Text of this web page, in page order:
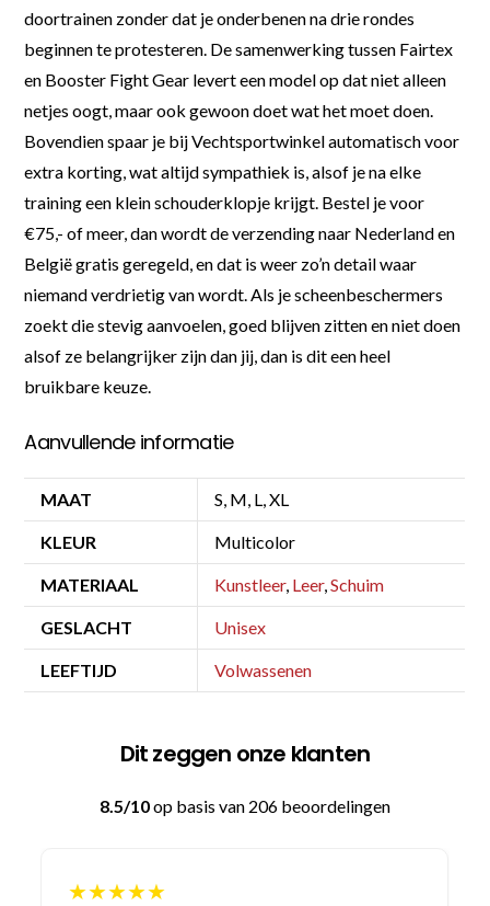
doortrainen zonder dat je onderbenen na drie rondes
beginnen te protesteren. De samenwerking tussen Fairtex
en Booster Fight Gear levert een model op dat niet alleen
netjes oogt, maar ook gewoon doet wat het moet doen.
Bovendien spaar je bij Vechtsportwinkel automatisch voor
extra korting, wat altijd sympathiek is, alsof je na elke
training een klein schouderklopje krijgt. Bestel je voor
€75,- of meer, dan wordt de verzending naar Nederland en
België gratis geregeld, en dat is weer zo’n detail waar
niemand verdrietig van wordt. Als je scheenbeschermers
zoekt die stevig aanvoelen, goed blijven zitten en niet doen
alsof ze belangrijker zijn dan jij, dan is dit een heel
bruikbare keuze.
Aanvullende informatie
MAAT S, M, L, XL
KLEUR Multicolor
MATERIAAL Kunstleer, Leer,Schuim
GESLACHT Unisex
LEEFTIJD Volwassenen
Dit zeggen onze klanten
8.5/10op basis van 206 beoordelingen
★★★★★